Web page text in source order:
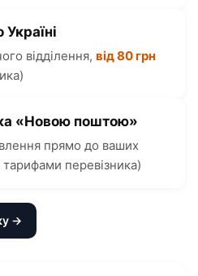
відділення, від 80 грн
«Новою поштою»
прямо до ваших
тарифами перевізника)
→